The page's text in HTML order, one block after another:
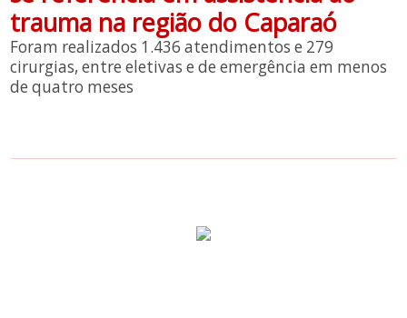
trauma na região do Caparaó
Foram realizados 1.436 atendimentos e 279
cirurgias, entre eletivas e de emergência em menos
de quatro meses